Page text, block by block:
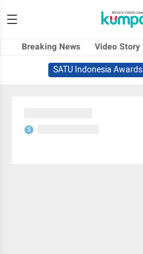
Breaking News Video Story
SATU Indonesia Awards
S